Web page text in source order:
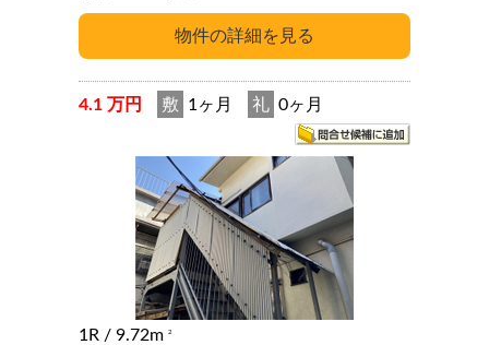
4.1 万円 敷 1ヶ月 礼 0ヶ月
1R / 9.72m 2